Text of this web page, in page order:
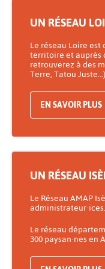
UN RÉSEAU
Le réseau Loire
territoire et auprès
retrouverez à des
Terre, Tatou
EN SAVOIR PLUS
UN RÉSEAU
Le Réseau AMAP
administrateur·ices.
Le réseau
300 paysan·nes en